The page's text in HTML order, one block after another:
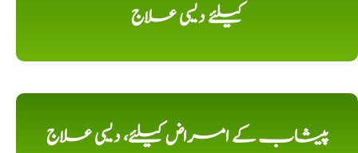
کیلئے دیسی علاج
پیشاب کے امراض کیلئے، دیسی علاج